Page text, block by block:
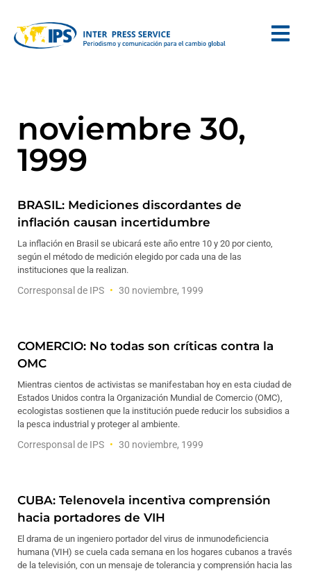
noviembre 30,
1999
BRASIL: Mediciones discordantes de
inflación causan incertidumbre
La inflación en Brasil se ubicará este año entre 10 y 20 por ciento,
según el método de medición elegido por cada una de las
instituciones que la realizan.
Corresponsal de IPS 30 noviembre, 1999
COMERCIO: No todas son críticas contra la
OMC
Mientras cientos de activistas se manifestaban hoy en esta ciudad de
Estados Unidos contra la Organización Mundial de Comercio (OMC),
ecologistas sostienen que la institución puede reducir los subsidios a
la pesca industrial y proteger al ambiente.
Corresponsal de IPS 30 noviembre, 1999
CUBA: Telenovela incentiva comprensión
hacia portadores de VIH
El drama de un ingeniero portador del virus de inmunodeficiencia
humana (VIH) se cuela cada semana en los hogares cubanos a través
de la televisión, con un mensaje de tolerancia y comprensión hacia las